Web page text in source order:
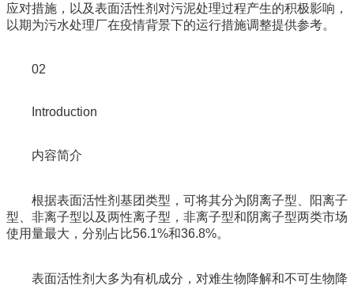
应对措施，以及表面活性剂对污泥处理过程产生的积极影响，
以期为污水处理厂在疫情背景下的运行措施调整提供参考。
02
Introduction
内容简介
根据表面活性剂基团类型，可将其分为阴离子型、阳离子
型、非离子型以及两性离子型，非离子型和阴离子型两类市场
使用量最大，分别占比56.1%和36.8%。
表面活性剂大多为有机成分，对难生物降解和不可生物降